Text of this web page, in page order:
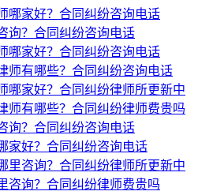
哪家好？合同纠纷咨询电话
询？合同纠纷咨询电话
哪家好？合同纠纷咨询电话
师有哪些？合同纠纷咨询电话
哪家好？合同纠纷律师所更新中
师有哪些？合同纠纷律师费贵吗
询？合同纠纷咨询电话
家好？合同纠纷咨询电话
里咨询？合同纠纷律师所更新中
咨询？合同纠纷律师费贵吗